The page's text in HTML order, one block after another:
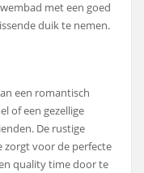
met een goed
duik te nemen.
een romantisch
of een gezellige
De rustige
zorgt voor de perfecte
quality time door te